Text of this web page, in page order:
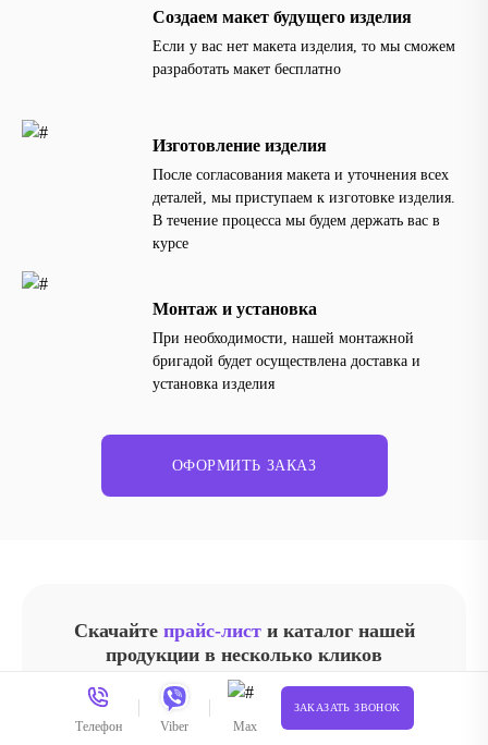
Телефон Viber Max
ЗАКАЗАТЬ ЗВОНОК
Создаем макет будущего изделия
Если у вас нет макета изделия, то мы сможем
разработать макет бесплатно
Изготовление изделия
После согласования макета и уточнения всех
деталей, мы приступаем к изготовке изделия.
В течение процесса мы будем держать вас в
курсе
Монтаж и установка
При необходимости, нашей монтажной
бригадой будет осуществлена доставка и
установка изделия
ОФОРМИТЬ ЗАКАЗ
Скачайте прайс-листи каталог нашей
продукции в несколько кликов
И получитескидку в 10% на любую услугу